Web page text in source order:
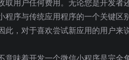
取用户任何费用。无论您是开发者
程序与传统应用程序的一个关键区
，对于喜欢尝试新应用的用户来